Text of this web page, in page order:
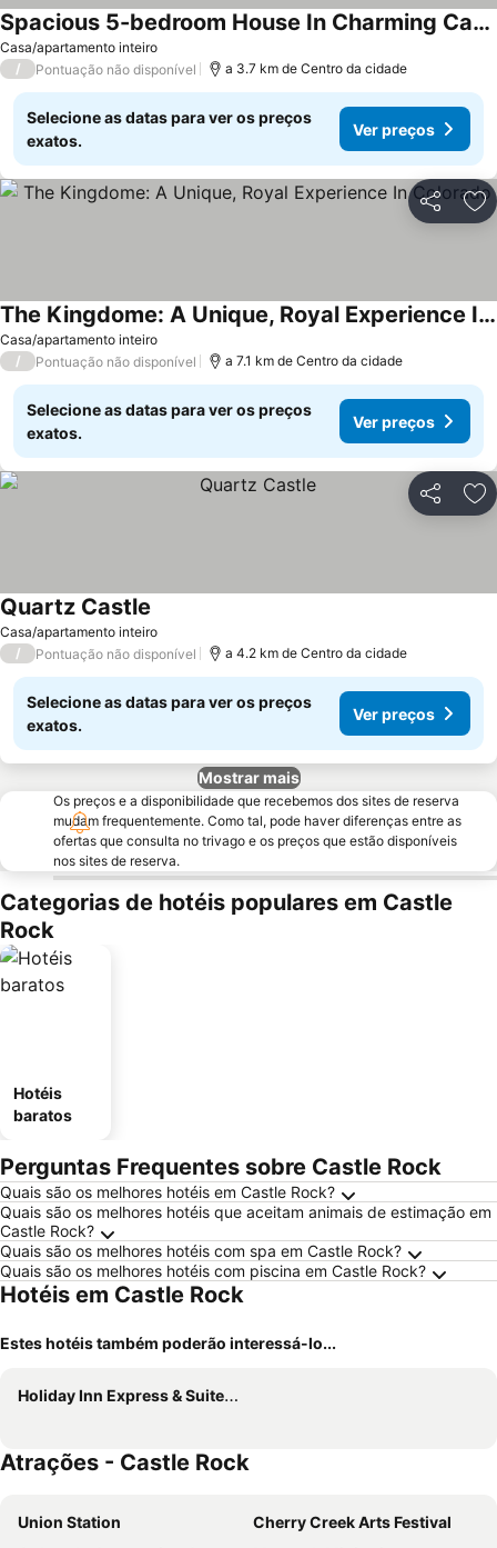
Casa/apartamento inteiro
Spacious 5-bedroom House In Charming Castle Rock With Ac, Wifi, Fitness Area
Ver preços
/ Pontuação não disponível a 3.7 km de Centro da cidade
Selecione as datas para ver os preços
exatos.
Ver preços
Partilhar
Casa/apartamento inteiro
The Kingdome: A Unique, Royal Experience In Colorado
Ver preços
/ Pontuação não disponível a 7.1 km de Centro da cidade
Selecione as datas para ver os preços
exatos.
Ver preços
Partilhar
Casa/apartamento inteiro
Quartz Castle
/ Pontuação não disponível a 4.2 km de Centro da cidade
Selecione as datas para ver os preços
exatos.
Ver preços
Mostrar mais
Os preços e a disponibilidade que recebemos dos sites de reserva
mudam frequentemente. Como tal, pode haver diferenças entre as
ofertas que consulta no trivago e os preços que estão disponíveis
nos sites de reserva.
Categorias de hotéis populares em Castle
Rock
Hotéis
baratos
Perguntas Frequentes sobre Castle Rock
Quais são os melhores hotéis em Castle Rock?
Quais são os melhores hotéis que aceitam animais de estimação em
Castle Rock?
Quais são os melhores hotéis com spa em Castle Rock?
Quais são os melhores hotéis com piscina em Castle Rock?
Hotéis em Castle Rock
Estes hotéis também poderão interessá-lo...
Holiday Inn Express & Suites Denver South - Castle Rock By Ihg
Atrações - Castle Rock
Union Station
Cherry Creek Arts Festival